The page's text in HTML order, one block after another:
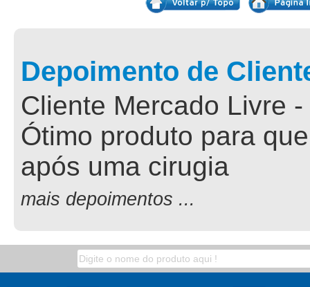
Depoimento de
Cliente Mercado Livre
Ótimo produto para
após uma cirugia
mais depoimentos ...